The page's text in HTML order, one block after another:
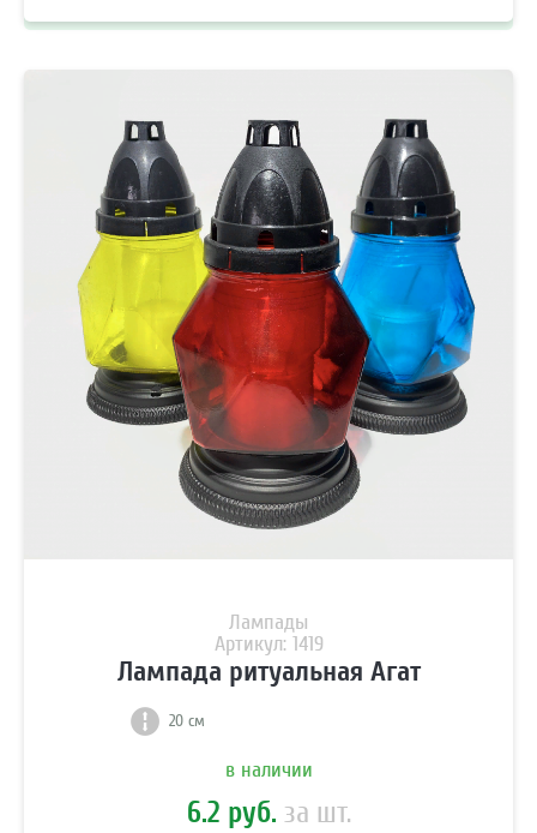
Лампады
Артикул: 1419
Лампада ритуальная Агат
20 см
в наличии
6.2 руб. за шт.